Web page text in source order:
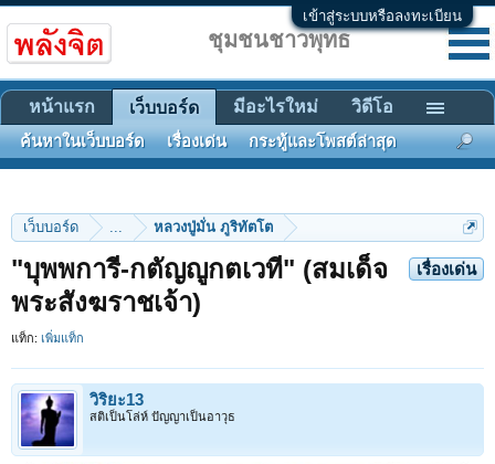
เข้าสู่ระบบหรือลงทะเบียน
เว็บบอร์ด ... หลวงปู่มั่น ภูริทัตโต
เรื่องเด่น
"บุพพการี-กตัญญูกตเวที" (สมเด็จ
พระสังฆราชเจ้า)
แท็ก: เพิ่มแท็ก
วิริยะ13
สติเป็นโล่ห์ ปัญญาเป็นอาวุธ
ชุมชนชาวพุทธ
หน้าแรก เว็บบอร์ด
ค้นหาในเว็บบอร์ด เรื่องเด่น กระทู้และโพสต์ล่าสุด
มีอะไรใหม่ วิดีโอ